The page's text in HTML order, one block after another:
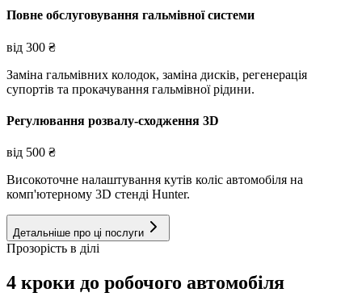
Повне обслуговування гальмівної системи
від 300 ₴
Заміна гальмівних колодок, заміна дисків, регенерація
супортів та прокачування гальмівної рідини.
Регулювання розвалу-сходження 3D
від 500 ₴
Високоточне налаштування кутів коліс автомобіля на
комп'ютерному 3D стенді Hunter.
Детальніше про ці послуги
Прозорість в ділі
4 кроки до робочого автомобіля